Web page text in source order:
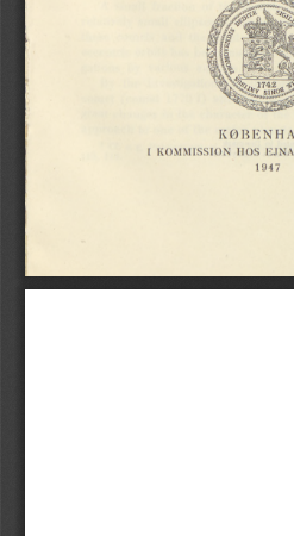
I KOMMISSION HOS
194 7